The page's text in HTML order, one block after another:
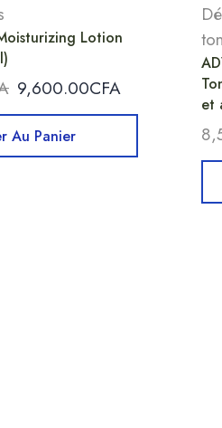
Lotion
9,600.00CFA
Au Panier
et